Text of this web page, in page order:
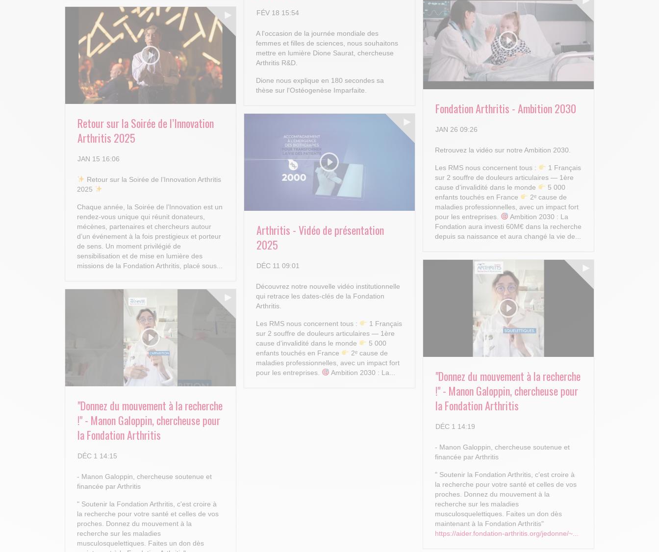
FÉV 18 15:54
A l'occasion de la journée mondiale des
femmes et filles de sciences, nous souhaitons
mettre en lumière Dione Saurat, chercheuse
Arthritis R&D.
Dione nous explique en 180 secondes sa
thèse sur l'Ostéogenèse Imparfaite.
Fondation Arthritis - Ambition 2030
JAN 26 09:26
Retrouvez la vidéo sur notre Ambition 2030.
Les RMS nous concernent tous :
1 Français
sur 2 souffre de douleurs articulaires — 1ère
cause d’invalidité dans le monde
5 000
enfants touchés en France
2ᵉ cause de
maladies professionnelles, avec un impact fort
pour les entreprises.
Ambition 2030 : La
Fondation aura investi 60M€ dans la recherche
depuis sa naissance et aura changé la vie de...
Retour sur la Soirée de l’Innovation
Arthritis 2025
JAN 15 16:06
​ Retour sur la Soirée de l’Innovation Arthritis
2025
Chaque année, la Soirée de l’Innovation est un
rendez-vous unique qui réunit donateurs,
mécènes, partenaires et chercheurs autour
d’un événement à la fois prestigieux et porteur
de sens. Un moment privilégié de
sensibilisation et de mise en lumière des
missions de la Fondation Arthritis, placé sous...
Arthritis - Vidéo de présentation
2025
DÉC 11 09:01
Découvrez notre nouvelle vidéo institutionnelle
qui retrace les dates-clés de la Fondation
Arthritis.
Les RMS nous concernent tous :
1 Français
sur 2 souffre de douleurs articulaires — 1ère
cause d’invalidité dans le monde
5 000
enfants touchés en France
2ᵉ cause de
maladies professionnelles, avec un impact fort
pour les entreprises.
Ambition 2030 : La...
"Donnez du mouvement à la recherche
!" - Manon Galoppin, chercheuse pour
la Fondation Arthritis
DÉC 1 14:19
- Manon Galoppin, chercheuse soutenue et
financée par Arthritis
" Soutenir la Fondation Arthritis, c'est croire à
la recherche pour votre santé et celles de vos
proches. Donnez du mouvement à la
recherche sur les maladies
musculosquelettiques. Faites un don dès
maintenant à la Fondation Arthritis"
https://aider.fondation-arthritis.org/jedonne/~...
"Donnez du mouvement à la recherche
!" - Manon Galoppin, chercheuse pour
la Fondation Arthritis
DÉC 1 14:15
- Manon Galoppin, chercheuse soutenue et
financée par Arthritis
" Soutenir la Fondation Arthritis, c'est croire à
la recherche pour votre santé et celles de vos
proches. Donnez du mouvement à la
recherche sur les maladies
musculosquelettiques. Faites un don dès